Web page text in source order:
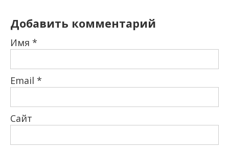
Добавить комментарий
Имя *
Email *
Сайт